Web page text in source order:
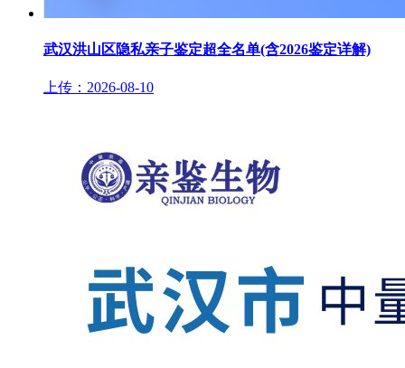
武汉洪山区隐私亲子鉴定超全名单(含2026鉴定详解)
上传：2026-08-10